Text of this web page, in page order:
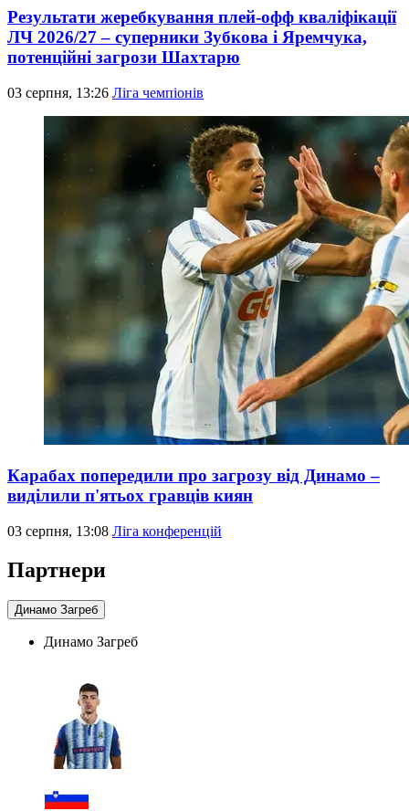
Результати жеребкування плей-офф кваліфікації
ЛЧ 2026/27 – суперники Зубкова і Яремчука,
потенційні загрози Шахтарю
03 серпня, 13:26 Ліга чемпіонів
Карабах попередили про загрозу від Динамо –
виділили п'ятьох гравців киян
03 серпня, 13:08 Ліга конференцій
Партнери
Динамо Загреб
Динамо Загреб